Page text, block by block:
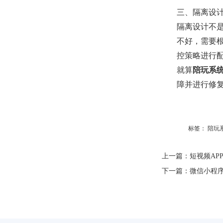
三、隔离设
隔离设计不
不好，需要
控策略进行
就算陪玩系
障并进行修
标签： 陪玩
上一篇： 短视频
下一篇： 微信小程